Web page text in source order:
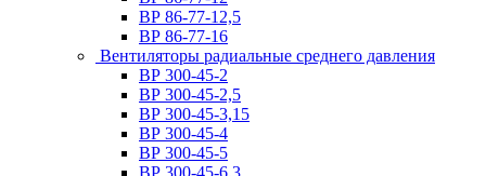
ВР 86-77-12,5
ВР 86-77-16
Вентиляторы радиальные среднего давления
ВР 300-45-2
ВР 300-45-2,5
ВР 300-45-3,15
ВР 300-45-4
ВР 300-45-5
ВР 300-45-6,3